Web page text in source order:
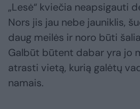
„Lesė“ kviečia neapsigauti
Nors jis jau nebe jauniklis,
daug meilės ir noro būti
Galbūt būtent dabar yra jo
atrasti vietą, kurią galėtų
namais.